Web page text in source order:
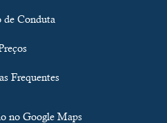
de Conduta
Frequentes
no Google Maps